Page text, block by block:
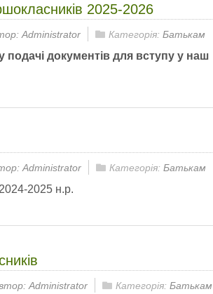
2025-2026
Administrator Категорія: Батькам
подачі документів для вступу у наш
Administrator Категорія: Батькам
2025 н.р.
Administrator Категорія: Батькам